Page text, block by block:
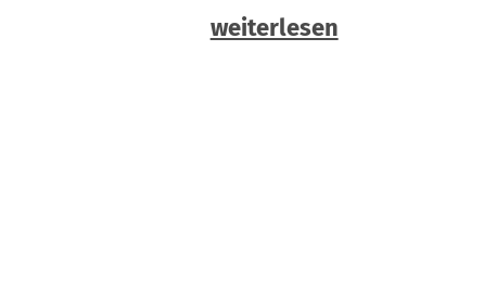
weiterlesen